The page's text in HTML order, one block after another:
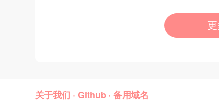
关于我们 · Github · 备用域名